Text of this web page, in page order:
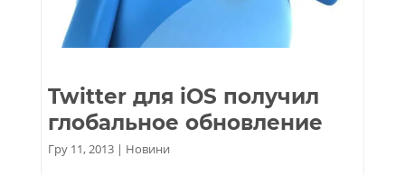
Twitter для iOS получил
глобальное обновление
Гру 11, 2013| Новини